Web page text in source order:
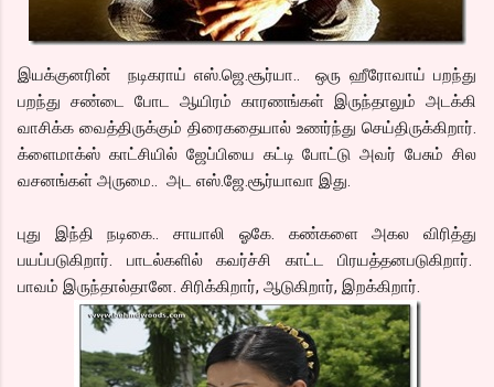
இயக்குனரின் நடிகராய் எஸ்.ஜெ.சூர்யா.. ஒரு ஹீரோவாய் பறந்து
பறந்து சண்டை போட ஆயிரம் காரணங்கள் இருந்தாலும் அடக்கி
வாசிக்க வைத்திருக்கும் திரைகதையால் உணர்ந்து செய்திருக்கிறார்.
க்ளைமாக்ஸ் காட்சியில் ஜேப்பியை கட்டி போட்டு அவர் பேசும் சில
வசனங்கள் அருமை.. அட எஸ்.ஜே.சூர்யாவா இது.
புது இந்தி நடிகை.. சாயாலி ஓகே. கண்களை அகல விரித்து
பயப்படுகிறார். பாடல்களில் கவர்ச்சி காட்ட பிரயத்தனபடுகிறார்.
பாவம் இருந்தால்தானே. சிரிக்கிறார், ஆடுகிறார், இறக்கிறார்.